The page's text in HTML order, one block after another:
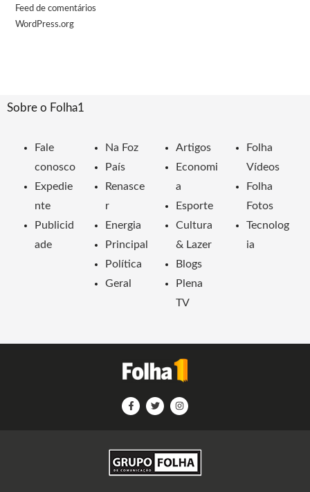
Feed de comentários
WordPress.org
Sobre o Folha1
Fale
conosco
Expedie
nte
Publicid
ade
Na Foz
País
Renasce
r
Energia
Principal
Política
Geral
Artigos
Economi
a
Esporte
Cultura
& Lazer
Blogs
Plena
TV
Folha
Vídeos
Folha
Fotos
Tecnolog
ia